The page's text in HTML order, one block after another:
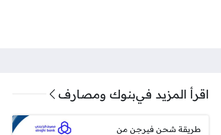
اقرأ المزيد فيبنوك ومصارف
طريقة شحن فيرجن من